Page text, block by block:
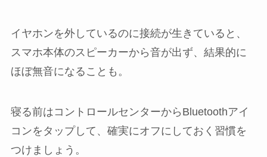
イヤホンを外しているのに接続が生きていると、
スマホ本体のスピーカーから音が出ず、結果的に
ほぼ無音になることも。
寝る前はコントロールセンターからBluetoothアイ
コンをタップして、確実にオフにしておく習慣を
つけましょう。